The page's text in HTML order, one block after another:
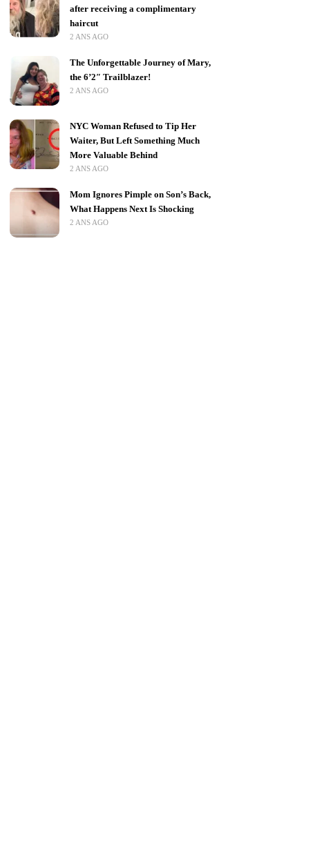
after receiving a complimentary
haircut
2 ANS AGO
The Unforgettable Journey of Mary,
the 6’2″ Trailblazer!
2 ANS AGO
NYC Woman Refused to Tip Her
Waiter, But Left Something Much
More Valuable Behind
2 ANS AGO
Mom Ignores Pimple on Son’s Back,
What Happens Next Is Shocking
2 ANS AGO